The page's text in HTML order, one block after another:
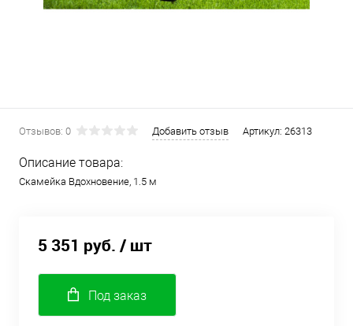
Отзывов: 0 Добавить отзыв Артикул: 26313
Описание товара:
Скамейка Вдохновение, 1.5 м
5 351 руб. / шт
Под заказ